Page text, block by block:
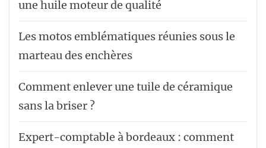
une huile moteur de qualité
Les motos emblématiques réunies sous le
marteau des enchères
Comment enlever une tuile de céramique
sans la briser ?
Expert-comptable à bordeaux : comment